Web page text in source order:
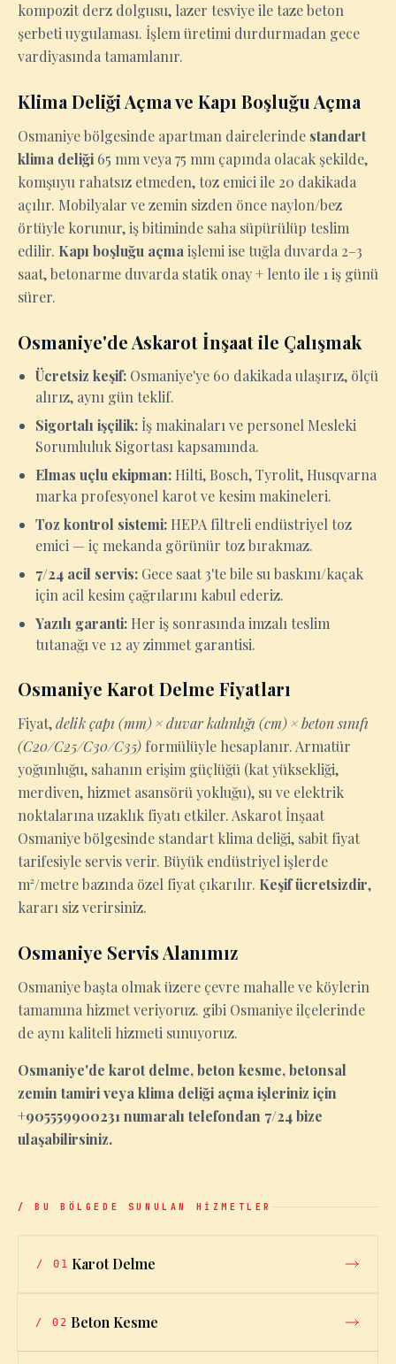
kompozit derz dolgusu, lazer tesviye ile taze beton
şerbeti uygulaması. İşlem üretimi durdurmadan gece
vardiyasında tamamlanır.
Klima Deliği Açma ve Kapı Boşluğu Açma
Osmaniye bölgesinde apartman dairelerinde standart
klima deliği 65 mm veya 75 mm çapında olacak şekilde,
komşuyu rahatsız etmeden, toz emici ile 20 dakikada
açılır. Mobilyalar ve zemin sizden önce naylon/bez
örtüyle korunur, iş bitiminde saha süpürülüp teslim
edilir. Kapı boşluğu açma işlemi ise tuğla duvarda 2–3
saat, betonarme duvarda statik onay + lento ile 1 iş günü
sürer.
Osmaniye'de Askarot İnşaat ile Çalışmak
Ücretsiz keşif: Osmaniye'ye 60 dakikada ulaşırız, ölçü
alırız, aynı gün teklif.
Sigortalı işçilik: İş makinaları ve personel Mesleki
Sorumluluk Sigortası kapsamında.
Elmas uçlu ekipman: Hilti, Bosch, Tyrolit, Husqvarna
marka profesyonel karot ve kesim makineleri.
Toz kontrol sistemi: HEPA filtreli endüstriyel toz
emici — iç mekanda görünür toz bırakmaz.
7/24 acil servis: Gece saat 3'te bile su baskını/kaçak
için acil kesim çağrılarını kabul ederiz.
Yazılı garanti: Her iş sonrasında imzalı teslim
tutanağı ve 12 ay zimmet garantisi.
Osmaniye Karot Delme Fiyatları
Fiyat,delik çapı (mm) × duvar kalınlığı (cm) × beton sınıfı
(C20/C25/C30/C35) formülüyle hesaplanır. Armatür
yoğunluğu, sahanın erişim güçlüğü (kat yüksekliği,
merdiven, hizmet asansörü yokluğu), su ve elektrik
noktalarına uzaklık fiyatı etkiler. Askarot İnşaat
Osmaniye bölgesinde standart klima deliği, sabit fiyat
tarifesiyle servis verir. Büyük endüstriyel işlerde
m²/metre bazında özel fiyat çıkarılır. Keşif ücretsizdir,
kararı siz verirsiniz.
Osmaniye Servis Alanımız
Osmaniye başta olmak üzere çevre mahalle ve köylerin
tamamına hizmet veriyoruz. gibi Osmaniye ilçelerinde
de aynı kaliteli hizmeti sunuyoruz.
Osmaniye'de karot delme, beton kesme, betonsal
zemin tamiri veya klima deliği açma işleriniz için
+905559900231 numaralı telefondan 7/24 bize
ulaşabilirsiniz.
/ BU BÖLGEDE SUNULAN HİZMETLER
/ 01 Karot Delme
/ 02 Beton Kesme